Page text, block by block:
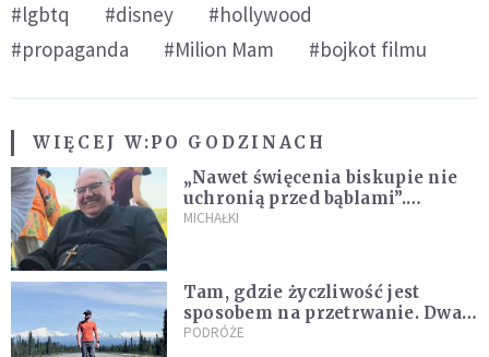
#lgbtq #disney
#hollywood
#propaganda
#Milion Mam #bojkot filmu
WIĘCEJ W:PO GODZINACH
„Nawet święcenia biskupie nie
uchronią przed bąblami”.
Archidiecezja pokazała
MICHAŁKI
Tam, gdzie życzliwość jest
sposobem na przetrwanie. Dwa
tygodnie na Alasce [REPORTAŻ]
PODRÓŻE